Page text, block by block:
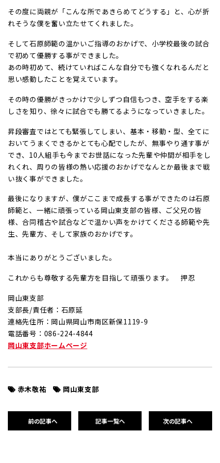
その度に両親が「こんな所であきらめてどうする」と、心が折
れそうな僕を奮い立たせてくれました。
そして石原師範の温かいご指導のおかげで、小学校最後の試合
で初めて優勝する事ができました。
あの時初めて、続けていればこんな自分でも強くなれるんだと
思い感動したことを覚えています。
その時の優勝がきっかけで少しずつ自信もつき、空手をする楽
しさを知り、徐々に試合でも勝てるようになっていきました。
昇段審査ではとても緊張してしまい、基本・移動・型、全てに
おいてうまくできるかとても心配でしたが、無事やり通す事が
でき、10人組手も今までお世話になった先輩や仲間が相手をし
れくれ、周りの皆様の熱い応援のおかげでなんとか最後まで戦
い抜く事ができました。
最後になりますが、僕がここまで成長する事ができたのは石原
師範と、一緒に頑張っている岡山東支部の皆様、ご父兄の皆
様、合同稽古や試合などで温かい声をかけてくださる師範や先
生、先輩方、そして家族のおかげです。
本当にありがとうございました。
これからも尊敬する先輩方を目指して頑張ります。 押忍
岡山東支部
支部長/責任者：石原延
連絡先住所：岡山県岡山市南区新保1119-9
電話番号：086-224-4844
岡山東支部ホームページ
赤木敬祐 岡山東支部
前の記事へ 記事一覧へ 次の記事へ